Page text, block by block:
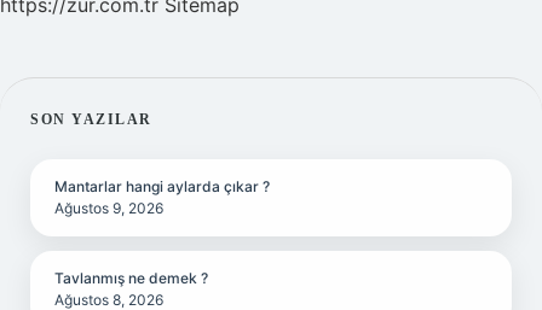
https://zur.com.tr Sitemap
SIDEBAR
SON YAZILAR
Mantarlar hangi aylarda çıkar ?
Ağustos 9, 2026
Tavlanmış ne demek ?
Ağustos 8, 2026